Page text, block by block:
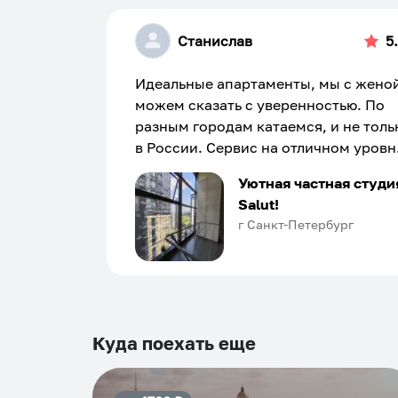
Станислав
Идеальные апартаменты, мы с
можем сказать с уверенностью. По
разным городам катаемся, и не
в России. Сервис на отличном
Хозяин апартаментов доброй души
человек, всегда можно
подскажет что как и почему.
Рекомендуем на 100% и вам, и
и сами будем приезжать еще...
Уютная частная
Salut!
г Санкт-Петербург
Куда поехать еще